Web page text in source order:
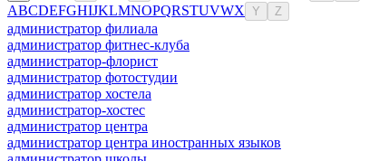
ABCDEFGHIJKLMNOPQRSTUVWX Y Z
администратор филиала
администратор фитнес-клуба
администратор-флорист
администратор фотостудии
администратор хостела
администратор-хостес
администратор центра
администратор центра иностранных языков